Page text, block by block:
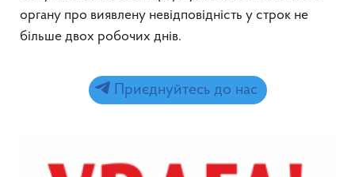
органу про виявлену невідповідність у строк не
більше двох робочих днів.
Приєднуйтесь до нас